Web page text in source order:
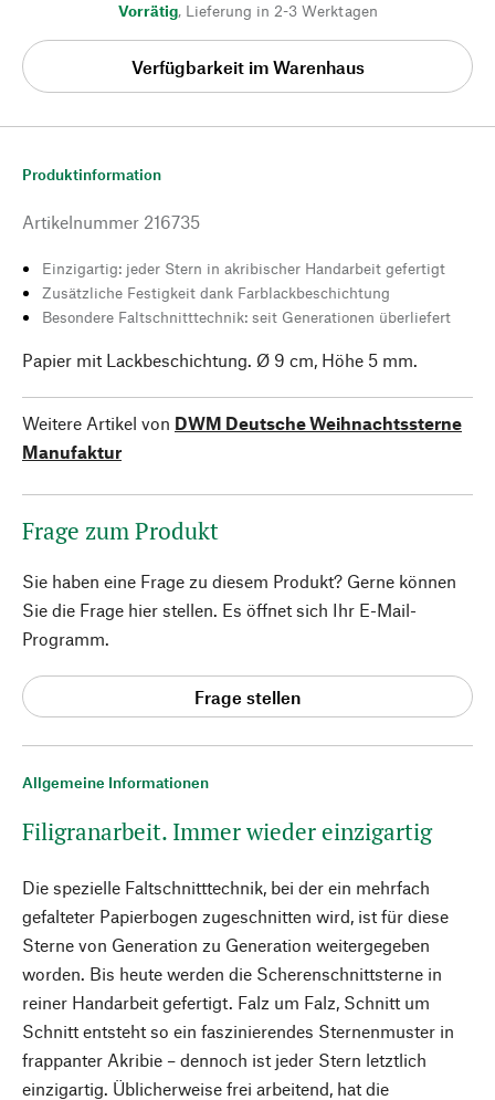
Vorrätig, Lieferung in 2-3 Werktagen
Verfügbarkeit im Warenhaus
Allgemeine Informationen
Filigranarbeit. Immer wieder einzigartig
Die spezielle Faltschnitttechnik, bei der ein mehrfach
gefalteter Papierbogen zugeschnitten wird, ist für diese
Sterne von Generation zu Generation weitergegeben
worden. Bis heute werden die Scherenschnittsterne in
reiner Handarbeit gefertigt. Falz um Falz, Schnitt um
Schnitt entsteht so ein faszinierendes Sternenmuster in
frappanter Akribie – dennoch ist jeder Stern letztlich
einzigartig. Üblicherweise frei arbeitend, hat die
Produktinformation
Artikelnummer 216735
Einzigartig: jeder Stern in akribischer Handarbeit gefertigt
Zusätzliche Festigkeit dank Farblackbeschichtung
Besondere Faltschnitttechnik: seit Generationen überliefert
Papier mit Lackbeschichtung. Ø 9 cm, Höhe 5 mm.
Weitere Artikel von DWM Deutsche Weihnachtssterne
Manufaktur
Frage zum Produkt
Sie haben eine Frage zu diesem Produkt? Gerne können
Sie die Frage hier stellen. Es öffnet sich Ihr E-Mail-
Programm.
Frage stellen